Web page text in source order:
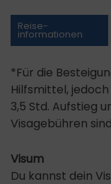
Reise­
informationen
*Für die
Hilfsmittel,
3,5 Std. Aufstieg
Visagebühren
Visum
Du kannst dein